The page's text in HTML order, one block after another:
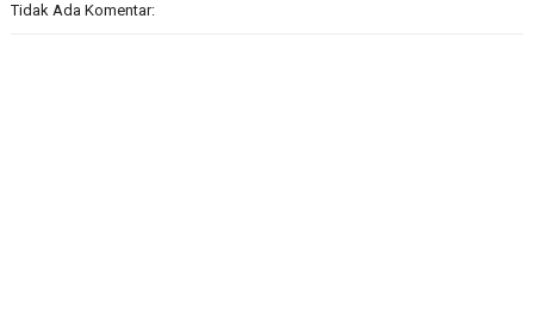
Tidak Ada Komentar: